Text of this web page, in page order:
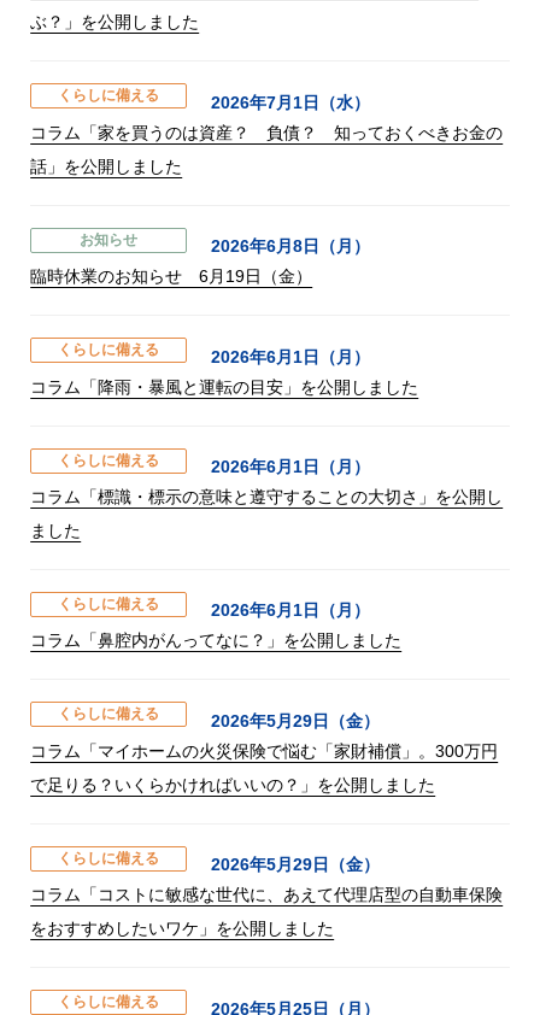
ぶ？」を公開しました
くらしに備える
2026年7月1日（水）
コラム「家を買うのは資産？ 負債？ 知っておくべきお金の
話」を公開しました
お知らせ
2026年6月8日（月）
臨時休業のお知らせ 6月19日（金）
くらしに備える
2026年6月1日（月）
コラム「降雨・暴風と運転の目安」を公開しました
くらしに備える
2026年6月1日（月）
コラム「標識・標示の意味と遵守することの大切さ」を公開し
ました
くらしに備える
2026年6月1日（月）
コラム「鼻腔内がんってなに？」を公開しました
くらしに備える
2026年5月29日（金）
コラム「マイホームの火災保険で悩む「家財補償」。300万円
で足りる？いくらかければいいの？」を公開しました
くらしに備える
2026年5月29日（金）
コラム「コストに敏感な世代に、あえて代理店型の自動車保険
をおすすめしたいワケ」を公開しました
くらしに備える 2026年5月25日（月）